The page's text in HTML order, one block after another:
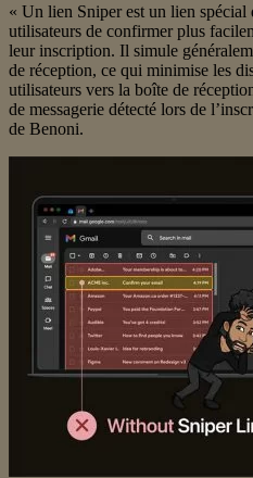
« Un lien Sniper est un lien
utilisateurs de confirmer plus
leur inscription. Il simule
de réception, ce qui minimise les
utilisateurs vers la boîte de
de messagerie détecté lors de
de Benoni.